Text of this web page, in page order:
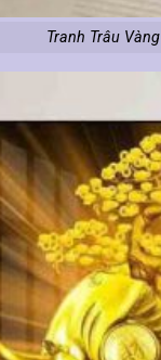
Tranh Trâu